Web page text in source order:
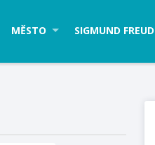
MĚSTO SIGMUND FREUD